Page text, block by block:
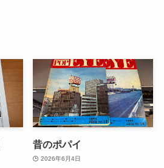
昔のポパイ
2026年6月4日